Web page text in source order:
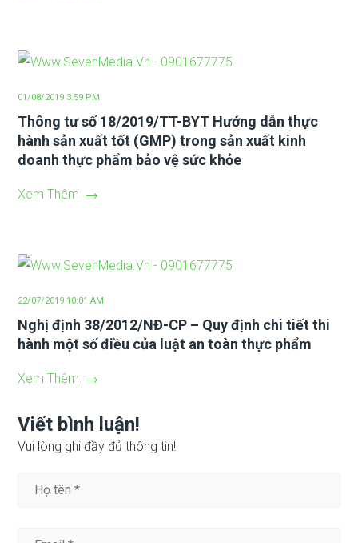
01/08/2019 3:59 PM
Thông tư số 18/2019/TT-BYT Hướng dẫn thực
hành sản xuất tốt (GMP) trong sản xuất kinh
doanh thực phẩm bảo vệ sức khỏe
Xem Thêm
22/07/2019 10:01 AM
Nghị định 38/2012/NĐ-CP – Quy định chi tiết thi
hành một số điều của luật an toàn thực phẩm
Xem Thêm
Viết bình luận!
Vui lòng ghi đầy đủ thông tin!